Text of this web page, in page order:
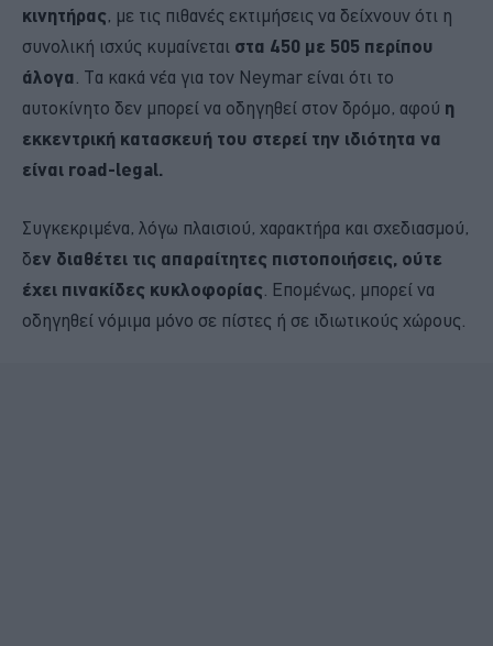
κινητήρας, με τις πιθανές εκτιμήσεις να δείχνουν ότι η
συνολική ισχύς κυμαίνεται στα 450 με 505 περίπου
άλογα . Τα κακά νέα για τον Neymar είναι ότι το
αυτοκίνητο δεν μπορεί να οδηγηθεί στον δρόμο, αφού η
εκκεντρική κατασκευή του στερεί την ιδιότητα να
είναι road-legal.
Συγκεκριμένα, λόγω πλαισιού, χαρακτήρα και σχεδιασμού,
δεν διαθέτει τις απαραίτητες πιστοποιήσεις, ούτε
έχει πινακίδες κυκλοφορίας . Επομένως, μπορεί να
οδηγηθεί νόμιμα μόνο σε πίστες ή σε ιδιωτικούς χώρους.